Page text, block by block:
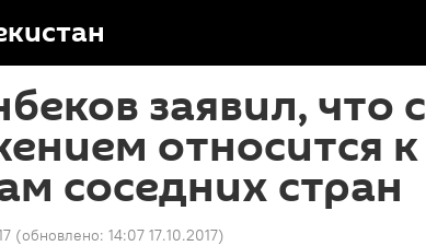
заявил, что с
относится к
соседних стран
(обновлено: 14:07 17.10.2017)